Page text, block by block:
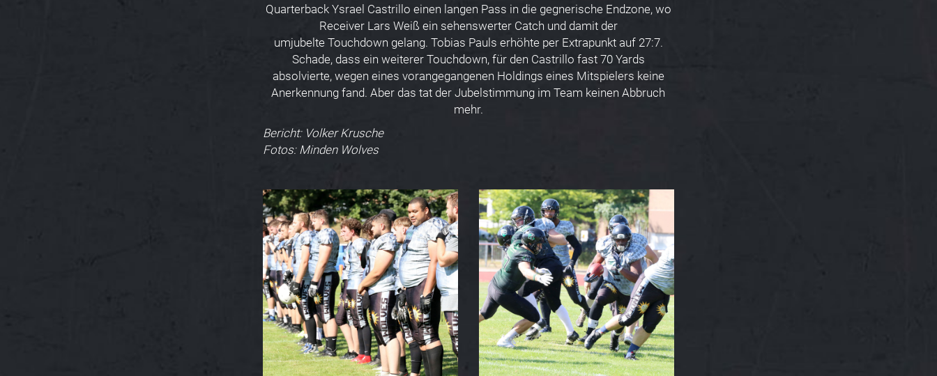
Quarterback Ysrael Castrillo einen langen Pass in die gegnerische Endzone, wo
Receiver Lars Weiß ein sehenswerter Catch und damit der
umjubelte Touchdown gelang. Tobias Pauls erhöhte per Extrapunkt auf 27:7.
Schade, dass ein weiterer Touchdown, für den Castrillo fast 70 Yards
absolvierte, wegen eines vorangegangenen Holdings eines Mitspielers keine
Anerkennung fand. Aber das tat der Jubelstimmung im Team keinen Abbruch
mehr.
Bericht: Volker Krusche
Fotos: Minden Wolves